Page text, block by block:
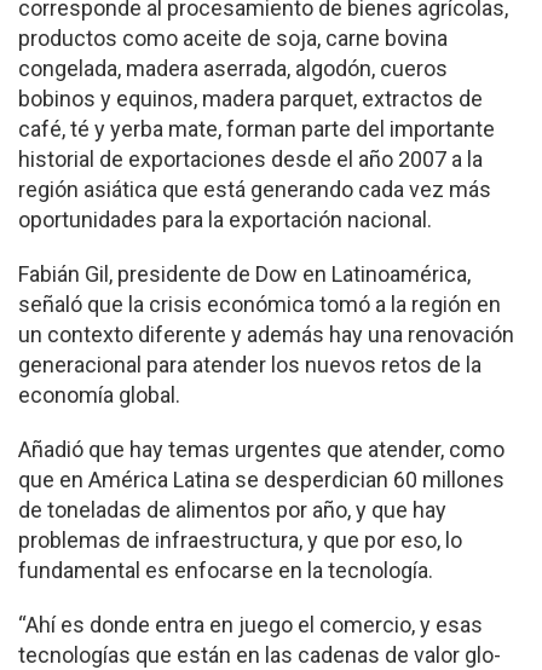
corresponde al procesamiento de bie­nes agrícolas,
productos como aceite de soja, carne bovina
congelada, madera aserrada, algodón, cueros
bobinos y equinos, made­ra parquet, extractos de
café, té y yerba mate, for­man parte del importante
historial de exportaciones desde el año 2007 a la
región asiática que está generando cada vez más
oportunidades para la ex­portación nacional.
Fabián Gil, presidente de Dow en Latinoamérica,
señaló que la crisis eco­nómica tomó a la región en
un contexto diferente y además hay una reno­vación
generacional para atender los nuevos retos de la
economía global.
Añadió que hay temas urgentes que atender, como
que en América La­tina se desperdician 60 millones
de toneladas de alimentos por año, y que hay
problemas de infraes­tructura, y que por eso, lo
fundamental es enfocarse en la tecnología.
“Ahí es donde entra en juego el comercio, y esas
tecnologías que están en las cadenas de valor glo­